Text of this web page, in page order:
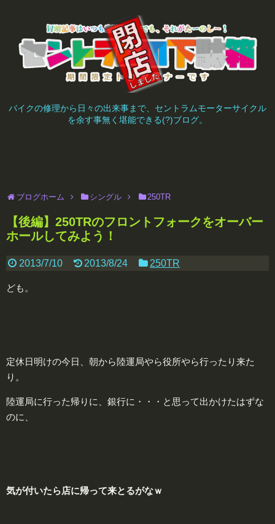
バイクの修理から日々の出来事まで、セントラムモーターサイクル
を余す事無く堪能できる(?)ブログ。
ブログホーム シングル 250TR
【後編】250TRのフロントフォークをオーバー
ホールしてみよう！
2013/7/10 2013/8/24 250TR
ども。
定休日明けの今日、朝から陸運局やら役所やら行ったり来た
り。
陸運局に行った帰りに、銀行に・・・と思って出かけたはずな
のに、
気が付いたら店に帰って来とるがなｗ